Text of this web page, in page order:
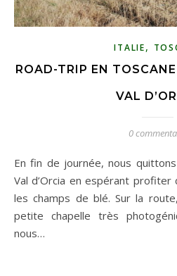
ITALIE,
ROAD-TRIP EN
VAL
0
En fin de journée, nous quittons Sienne pour rejoindre le
Val d’Orcia en espérant profiter
les champs de blé. Sur la
petite chapelle très
nous…